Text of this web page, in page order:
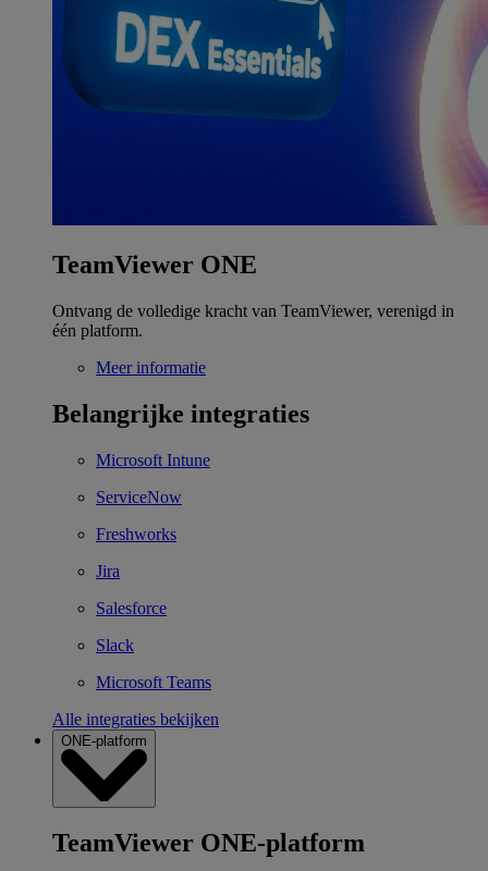
TeamViewer ONE
Ontvang de volledige kracht van TeamViewer, verenigd in
één platform.
Meer informatie
Belangrijke integraties
Microsoft Intune
ServiceNow
Freshworks
Jira
Salesforce
Slack
Microsoft Teams
Alle integraties bekijken
ONE-platform
TeamViewer ONE-platform